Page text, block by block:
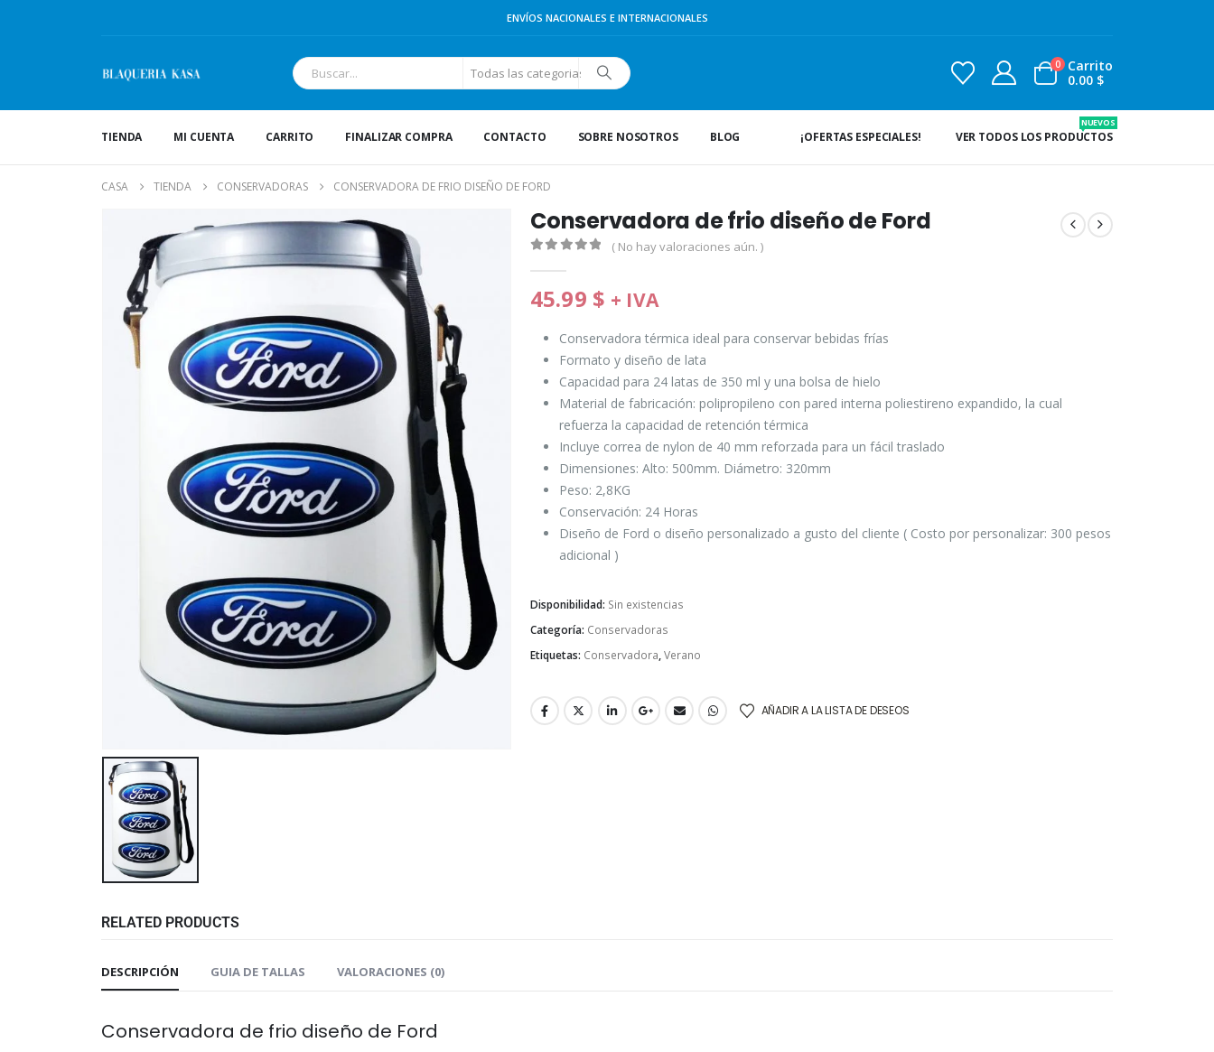
ENVÍOS NACIONALES E INTERNACIONALES
Todas las categorias de productos
0
Carrito
0.00 $
TIENDA MI CUENTA CARRITO FINALIZAR COMPRA CONTACTO SOBRE NOSOTROS BLOG ¡OFERTAS ESPECIALES! VER TODOS LOS PRODUCTOS
NUEVOS
CASA TIENDA CONSERVADORAS CONSERVADORA DE FRIO DISEÑO DE FORD
Conservadora de frio diseño de Ford
( No hay valoraciones aún. )
45.99 $ + IVA
Conservadora térmica ideal para conservar bebidas frías
Formato y diseño de lata
Capacidad para 24 latas de 350 ml y una bolsa de hielo
Material de fabricación: polipropileno con pared interna poliestireno expandido, la cual
refuerza la capacidad de retención térmica
Incluye correa de nylon de 40 mm reforzada para un fácil traslado
Dimensiones: Alto: 500mm. Diámetro: 320mm
Peso: 2,8KG
Conservación: 24 Horas
Diseño de Ford o diseño personalizado a gusto del cliente ( Costo por personalizar: 300 pesos
adicional )
Disponibilidad: Sin existencias
Categoría: Conservadoras
Etiquetas: Conservadora,Verano
AÑADIR A LA LISTA DE DESEOS
RELATED PRODUCTS
DESCRIPCIÓN GUIA DE TALLAS VALORACIONES (0)
Conservadora de frio diseño de Ford